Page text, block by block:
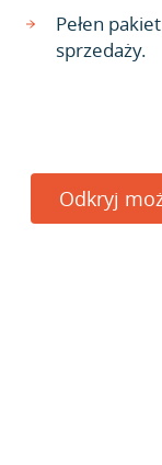
Pełen
sprzedaży.
Odkryj